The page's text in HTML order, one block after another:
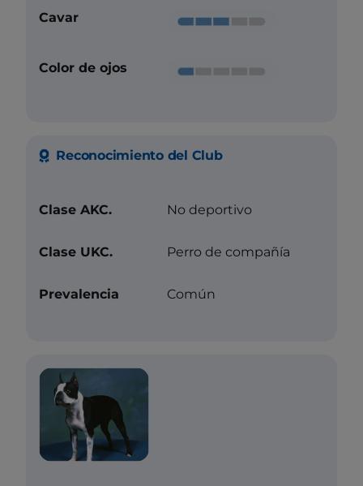
Cavar
Color de ojos
Reconocimiento del Club
Clase AKC. No deportivo
Clase UKC. Perro de compañía
Prevalencia Común